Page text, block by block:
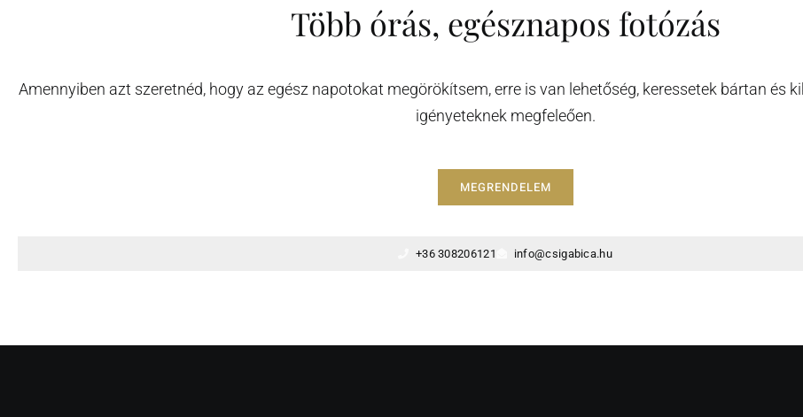
Több órás, egésznapos fotózás
Amennyiben azt szeretnéd, hogy az egész napotokat megörökítsem, erre is van lehetőség, keressetek bártan és
igényeteknek megfeleően.
MEGRENDELEM
+36 308206121 info@csigabica.hu